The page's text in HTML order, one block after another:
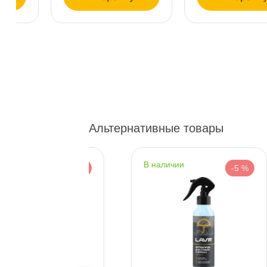
Альтернативные товары
пр.Науки 10к1 (2 этаж)
2 шт
10:00 – 21:00